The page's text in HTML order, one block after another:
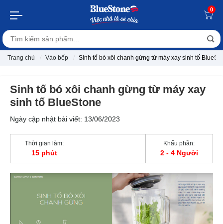
0
Trang chủ Vào bếp Sinh tố bó xôi chanh gừng từ máy xay sinh tố
Sinh tố bó xôi chanh gừng từ máy xay
sinh tố BlueStone
Ngày cập nhật bài viết: 13/06/2023
Thời gian làm:
15 phút
Khẩu phần:
2 - 4 Người